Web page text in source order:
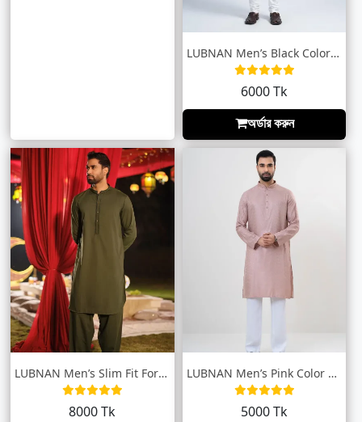
LUBNAN Men’s Black Color Regular Fit Pre...
6000 Tk
অর্ডার করুন
LUBNAN Men’s Slim Fit Forest Green color...
8000 Tk
LUBNAN Men’s Pink Color Regular Fit Prem...
5000 Tk